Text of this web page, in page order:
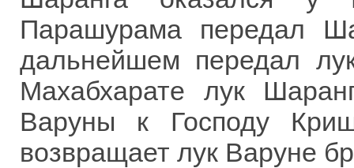
Парашурама передал
дальнейшем передал
Махабхарате лук
Варуны к Господу
возвращает лук Варуне